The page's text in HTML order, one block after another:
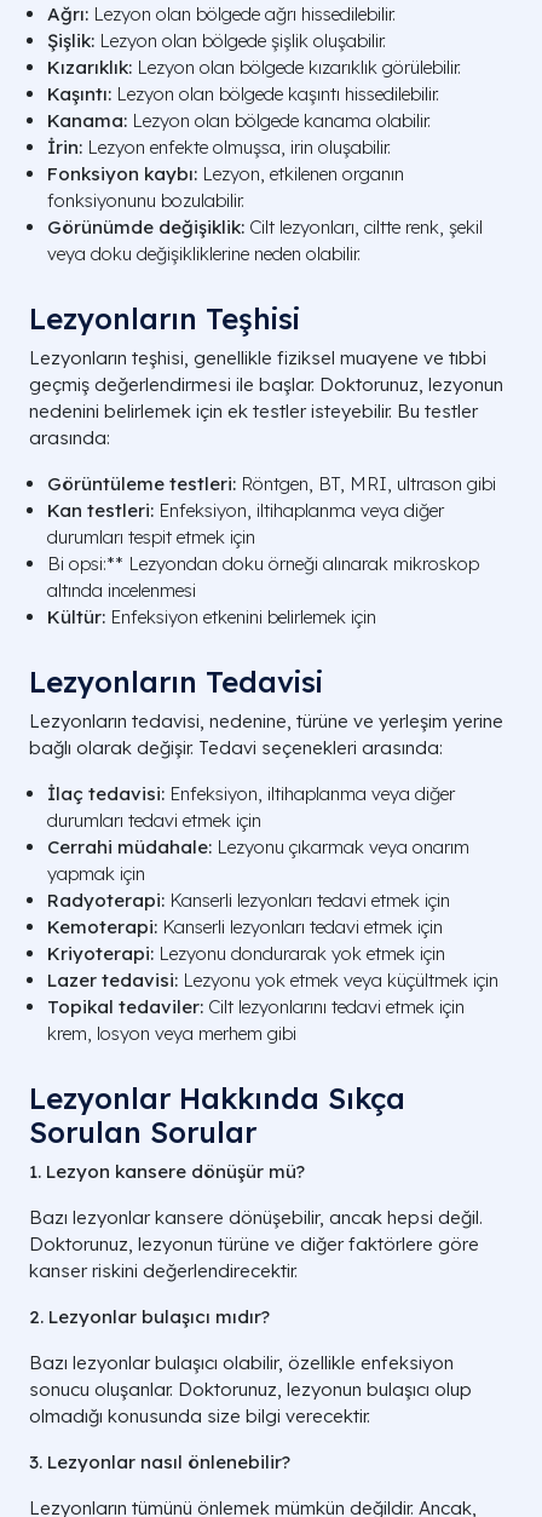
Ağrı: Lezyon olan bölgede ağrı hissedilebilir.
Şişlik: Lezyon olan bölgede şişlik oluşabilir.
Kızarıklık: Lezyon olan bölgede kızarıklık görülebilir.
Kaşıntı: Lezyon olan bölgede kaşıntı hissedilebilir.
Kanama: Lezyon olan bölgede kanama olabilir.
İrin: Lezyon enfekte olmuşsa, irin oluşabilir.
Fonksiyon kaybı: Lezyon, etkilenen organın
fonksiyonunu bozulabilir.
Görünümde değişiklik: Cilt lezyonları, ciltte renk, şekil
veya doku değişikliklerine neden olabilir.
Lezyonların Teşhisi
Lezyonların teşhisi, genellikle fiziksel muayene ve tıbbi
geçmiş değerlendirmesi ile başlar. Doktorunuz, lezyonun
nedenini belirlemek için ek testler isteyebilir. Bu testler
arasında:
Görüntüleme testleri: Röntgen, BT, MRI, ultrason gibi
Kan testleri: Enfeksiyon, iltihaplanma veya diğer
durumları tespit etmek için
Bi opsi:** Lezyondan doku örneği alınarak mikroskop
altında incelenmesi
Kültür: Enfeksiyon etkenini belirlemek için
Lezyonların Tedavisi
Lezyonların tedavisi, nedenine, türüne ve yerleşim yerine
bağlı olarak değişir. Tedavi seçenekleri arasında:
İlaç tedavisi: Enfeksiyon, iltihaplanma veya diğer
durumları tedavi etmek için
Cerrahi müdahale: Lezyonu çıkarmak veya onarım
yapmak için
Radyoterapi: Kanserli lezyonları tedavi etmek için
Kemoterapi: Kanserli lezyonları tedavi etmek için
Kriyoterapi: Lezyonu dondurarak yok etmek için
Lazer tedavisi: Lezyonu yok etmek veya küçültmek için
Topikal tedaviler: Cilt lezyonlarını tedavi etmek için
krem, losyon veya merhem gibi
Lezyonlar Hakkında Sıkça
Sorulan Sorular
1. Lezyon kansere dönüşür mü?
Bazı lezyonlar kansere dönüşebilir, ancak hepsi değil.
Doktorunuz, lezyonun türüne ve diğer faktörlere göre
kanser riskini değerlendirecektir.
2. Lezyonlar bulaşıcı mıdır?
Bazı lezyonlar bulaşıcı olabilir, özellikle enfeksiyon
sonucu oluşanlar. Doktorunuz, lezyonun bulaşıcı olup
olmadığı konusunda size bilgi verecektir.
3. Lezyonlar nasıl önlenebilir?
Lezyonların tümünü önlemek mümkün değildir. Ancak,